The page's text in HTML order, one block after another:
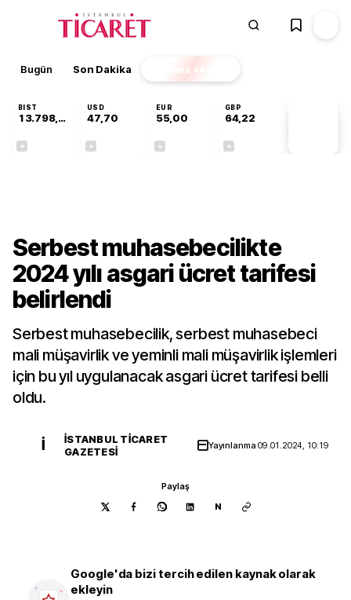
Bugün Son Dakika Finans EKSTRA
BIST
13.798,82
USD
47,70
EUR
55,00
GBP
64,22
Serbest muhasebecilikte
2024 yılı asgari ücret tarifesi
belirlendi
Serbest muhasebecilik, serbest muhasebeci
mali müşavirlik ve yeminli mali müşavirlik işlemleri
için bu yıl uygulanacak asgari ücret tarifesi belli
oldu.
İ
İSTANBUL TICARET
GAZETESI
Yayınlanma09.01.2024, 10:19
Paylaş
N
Google'da bizi tercih edilen kaynak olarak
ekleyin